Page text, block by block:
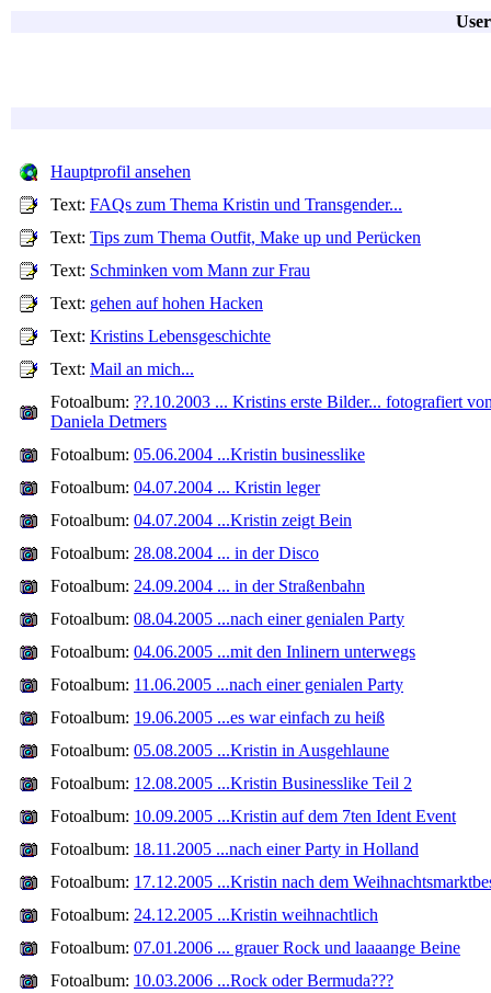
Hauptprofil ansehen
Text: FAQs zum Thema Kristin und Transgender...
Text: Tips zum Thema Outfit, Make up und Perücken
Text: Schminken vom Mann zur Frau
Text: gehen auf hohen Hacken
Text: Kristins Lebensgeschichte
Text: Mail an mich...
Fotoalbum: ??.10.2003 ... Kristins erste Bilder... fotografiert
Daniela Detmers
Fotoalbum: 05.06.2004 ...Kristin businesslike
Fotoalbum: 04.07.2004 ... Kristin leger
Fotoalbum: 04.07.2004 ...Kristin zeigt Bein
Fotoalbum: 28.08.2004 ... in der Disco
Fotoalbum: 24.09.2004 ... in der Straßenbahn
Fotoalbum: 08.04.2005 ...nach einer genialen Party
Fotoalbum: 04.06.2005 ...mit den Inlinern unterwegs
Fotoalbum: 11.06.2005 ...nach einer genialen Party
Fotoalbum: 19.06.2005 ...es war einfach zu heiß
Fotoalbum: 05.08.2005 ...Kristin in Ausgehlaune
Fotoalbum: 12.08.2005 ...Kristin Businesslike Teil 2
Fotoalbum: 10.09.2005 ...Kristin auf dem 7ten Ident Event
Fotoalbum: 18.11.2005 ...nach einer Party in Holland
Fotoalbum: 17.12.2005 ...Kristin nach dem
Fotoalbum: 24.12.2005 ...Kristin weihnachtlich
Fotoalbum: 07.01.2006 ... grauer Rock und laaaange Beine
Fotoalbum: 10.03.2006 ...Rock oder Bermuda???